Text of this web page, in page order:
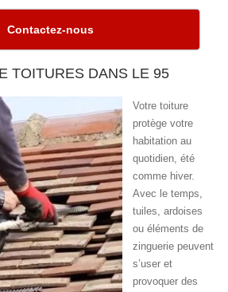
Contactez-nous
TOITURES DANS LE 95
Votre toiture
protège votre
habitation au
quotidien, été
comme hiver.
Avec le temps,
tuiles, ardoises
ou éléments de
zinguerie peuvent
s’user et
provoquer des